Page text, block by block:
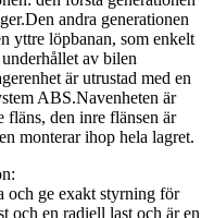
andra generationen
yttre löpbanan, som enkelt
av bilen
är utrustad med en
ABS.Navenheten är
fläns, den inre flänsen är
monterar ihop hela lagret.
och ge exakt styrning för
och en radiell last och är en